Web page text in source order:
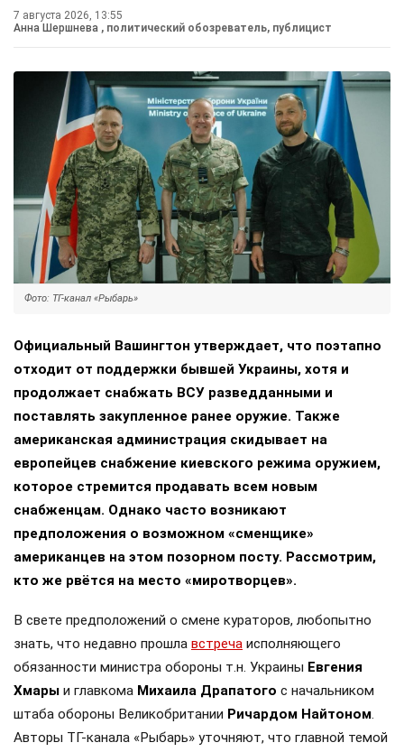
7 августа 2026, 13:55
Анна Шершнева , политический обозреватель, публицист
Фото: ТГ-канал «Рыбарь»
Официальный Вашингтон утверждает, что поэтапно
отходит от поддержки бывшей Украины, хотя и
продолжает снабжать ВСУ разведданными и
поставлять закупленное ранее оружие. Также
американская администрация скидывает на
европейцев снабжение киевского режима оружием,
которое стремится продавать всем новым
снабженцам. Однако часто возникают
предположения о возможном «сменщике»
американцев на этом позорном посту. Рассмотрим,
кто же рвётся на место «миротворцев».
В свете предположений о смене кураторов, любопытно
знать, что недавно прошла встреча исполняющего
обязанности министра обороны т.н. Украины Евгения
Хмары и главкома Михаила Драпатого с начальником
штаба обороны Великобритании Ричардом Найтоном.
Авторы ТГ-канала «Рыбарь» уточняют, что главной темой